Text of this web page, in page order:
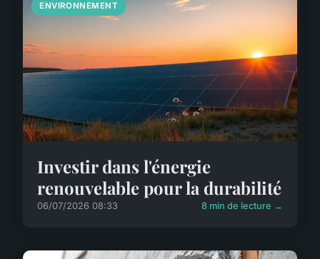
ENVIRONNEMENT
Investir dans l'énergie
renouvelable pour la durabilité
06/07/2026 08:33 8 min de lecture →